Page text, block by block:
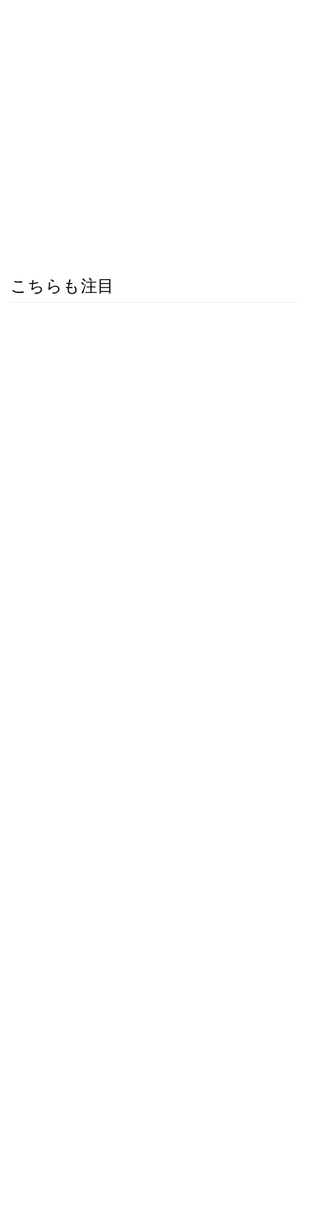
こちらも注目